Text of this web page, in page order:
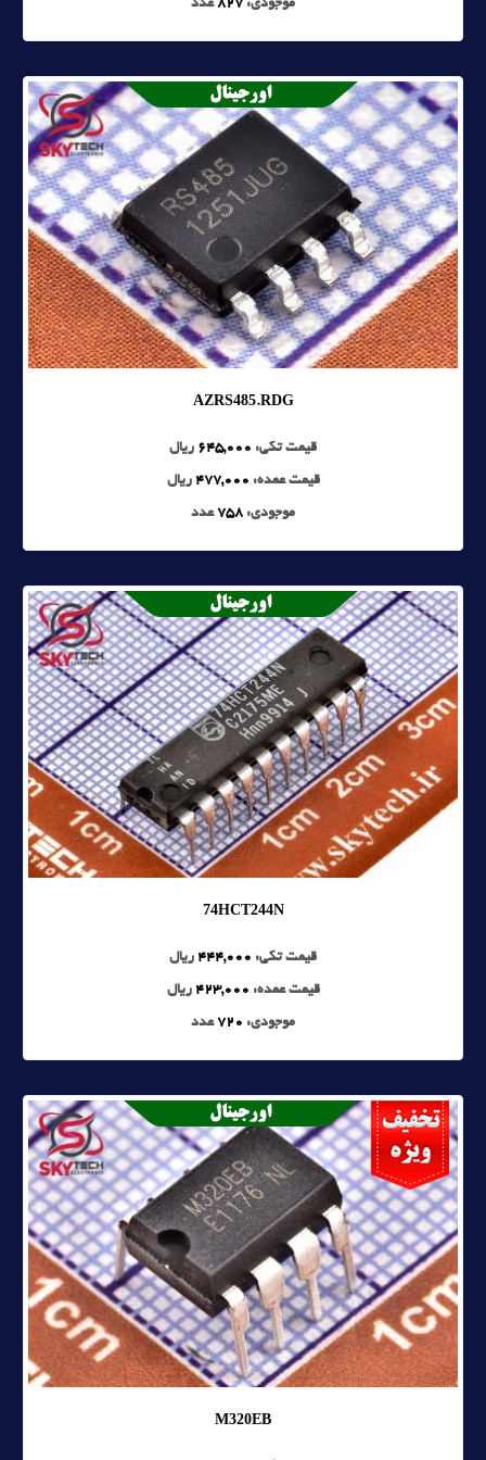
موجودی: 827عدد
AZRS485.RDG
قیمت تکی: 645,000 ریال
قیمت عمده: 477,000 ریال
موجودی: 758عدد
74HCT244N
قیمت تکی: 444,000 ریال
قیمت عمده: 423,000 ریال
موجودی: 720عدد
M320EB